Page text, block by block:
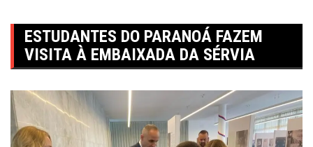
ESTUDANTES DO PARANOÁ FAZEM
VISITA À EMBAIXADA DA SÉRVIA